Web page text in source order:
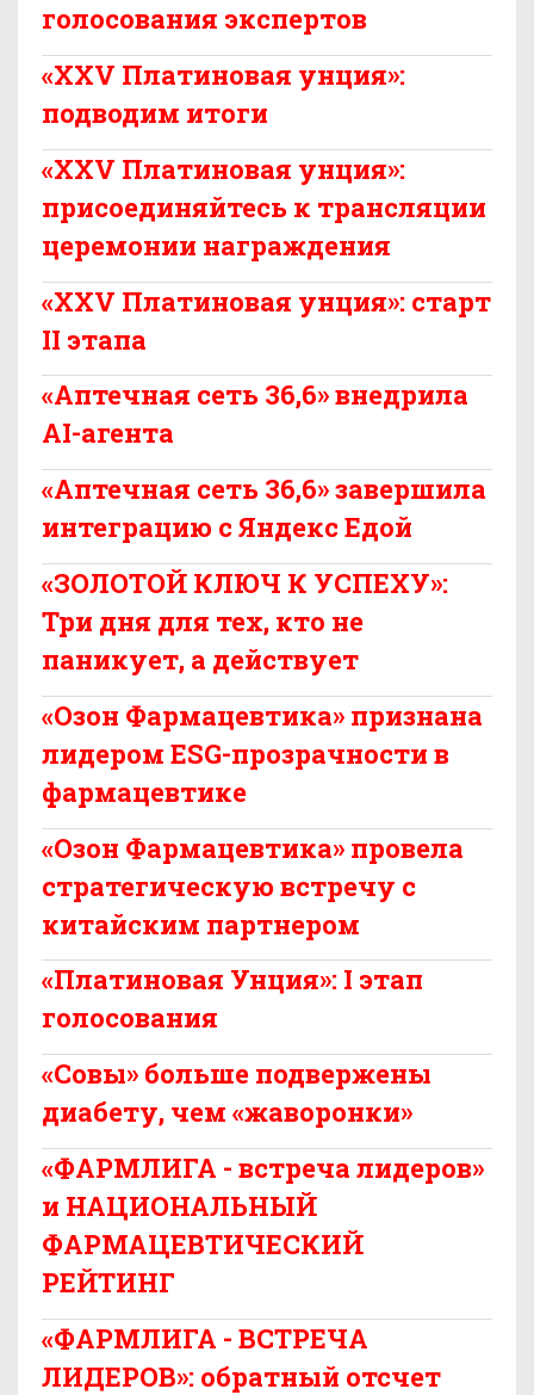
голосования экспертов
«XXV Платиновая унция»:
подводим итоги
«XXV Платиновая унция»:
присоединяйтесь к трансляции
церемонии награждения
«XXV Платиновая унция»: старт
II этапа
«Аптечная сеть 36,6» внедрила
AI-агента
«Аптечная сеть 36,6» завершила
интеграцию с Яндекс Едой
«ЗОЛОТОЙ КЛЮЧ К УСПЕХУ»:
Три дня для тех, кто не
паникует, а действует
«Озон Фармацевтика» признана
лидером ESG-прозрачности в
фармацевтике
«Озон Фармацевтика» провела
стратегическую встречу с
китайским партнером
«Платиновая Унция»: I этап
голосования
«Совы» больше подвержены
диабету, чем «жаворонки»
«ФАРМЛИГА - встреча лидеров»
и НАЦИОНАЛЬНЫЙ
ФАРМАЦЕВТИЧЕСКИЙ
РЕЙТИНГ
«ФАРМЛИГА - ВСТРЕЧА
ЛИДЕРОВ»: обратный отсчет